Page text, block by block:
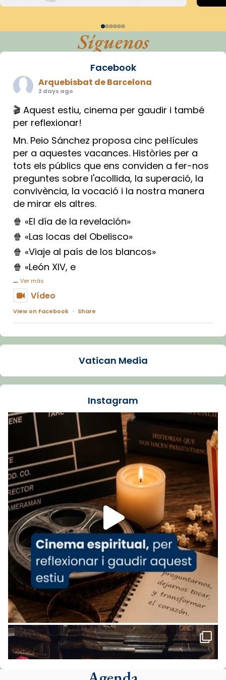
Síguenos
Facebook
Arquebisbat de Barcelona
2 days ago
🎬 Aquest estiu, cinema per gaudir i també
per reflexionar!
Mn. Peio Sánchez proposa cinc pel·lícules
per a aquestes vacances. Històries per a
tots els públics que ens conviden a fer-nos
preguntes sobre l'acollida, la superació, la
convivència, la vocació i la nostra manera
de mirar els altres.
🍿 «El día de la revelación»
🍿 «Las locas del Obelisco»
🍿 «Viaje al país de los blancos»
🍿 «León XIV, e
... Ver más
Vídeo
View on Facebook · Share
Arquebisbat de Barcelona
La Carmina va patir depressió. Fa gairebé
dos mesos, a l'Estadi Lluís Companys, la
Recupera l'entrevista comp
Vatican
tican News 👇
www.vaticannews.va/es/iglesia/news/2026-
07/carmina-historia-depresion-papa-viaje-
espana-testimoni...
Foto
View on Facebook · Share
Arquebisbat de Barcelona
1 week ago
«Avui les santes Juliana i Semproniana ens
ajuden a alçar la mirada»
Mons. Sergi Gordo, bisbe de Tortosa, ha
presidit aquest 27 de juliol la missa de Les
Santes de Mataró.
🔗tinyurl.com/cvu5jmbk
📸 J. Merino
Vatican Media
Instagram